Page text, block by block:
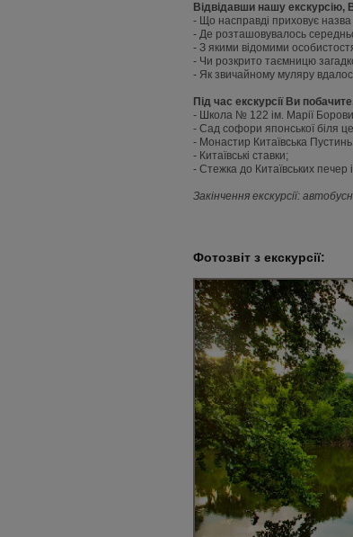
Відвідавши нашу екскурсію,
- Що насправді приховує назва
- Де розташовувалось
- З якими відомими
- Чи розкрито таємницю
- Як звичайному муляру
Під час екскурсії Ви
- Школа № 122 ім. Марії
- Сад софори японської біля
- Монастир Китаївська Пустинь
- Китаївські ставки;
- Стежка до Китаївських
Закінчення екскурсії:
Фотозвіт з екскурсії: